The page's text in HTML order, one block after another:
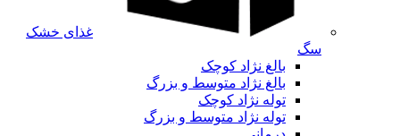
غذای خشک
سگ
بالغ نژاد کوچک
بالغ نژاد متوسط و بزرگ
توله نژاد کوچک
توله نژاد متوسط و بزرگ